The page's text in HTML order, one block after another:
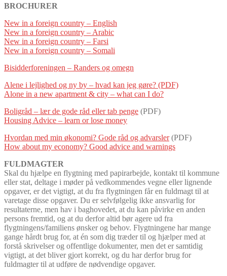
BROCHURER
New in a foreign country – English
New in a foreign country – Arabic
New in a foreign country – Farsi
New in a foreign country – Somali
Bisidderforeningen – Randers og omegn
Alene i lejlighed og ny by – hvad kan jeg gøre? (PDF)
Alone in a new apartment & city – what can I do?
Boligråd – lær de gode råd eller tab penge (PDF)
Housing Advice – learn or lose money
Hvordan med min økonomi? Gode råd og advarsler(PDF)
How about my economy? Good advice and warnings
FULDMAGTER
Skal du hjælpe en flygtning med papirarbejde, kontakt til kommune
eller stat, deltage i møder på vedkommendes vegne eller lignende
opgaver, er det vigtigt, at du fra flygtningen får en fuldmagt til at
varetage disse opgaver. Du er selvfølgelig ikke ansvarlig for
resultaterne, men hav i baghovedet, at du kan påvirke en anden
persons fremtid, og at du derfor altid bør agere ud fra
flygtningens/familiens ønsker og behov. Flygtningene har mange
gange hårdt brug for, at én som dig træder til og hjælper med at
forstå skrivelser og offentlige dokumenter, men det er samtidig
vigtigt, at det bliver gjort korrekt, og du har derfor brug for
fuldmagter til at udføre de nødvendige opgaver.